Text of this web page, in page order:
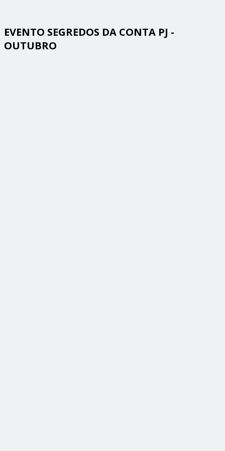
EVENTO SEGREDOS DA CONTA PJ -
OUTUBRO